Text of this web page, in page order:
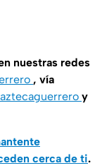
nuestras redes
, vía
y
cerca de ti.